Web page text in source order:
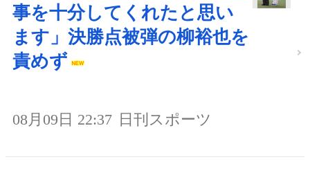
事を十分してくれたと思い
ます」決勝点被弾の柳裕也を
責めず
08月09日 22:37 日刊スポーツ